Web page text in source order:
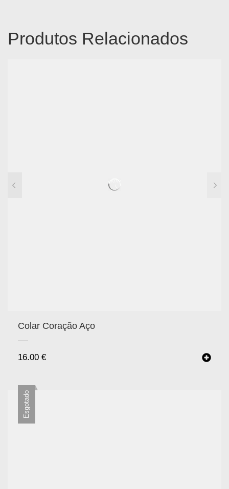
Produtos Relacionados
Colar Coração Aço
16.00 €
Esgotado